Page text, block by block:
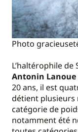
Photo
L’haltérophile de
Antonin Lanoue
20 ans, il est
détient plusieurs
catégorie de
notamment été